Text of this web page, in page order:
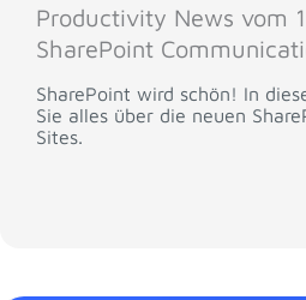
Productivity News vom
SharePoint
SharePoint wird schön! In
Sie alles über die neuen
Sites.